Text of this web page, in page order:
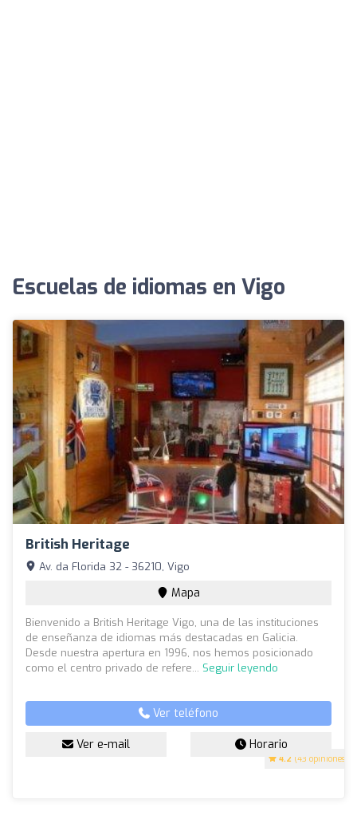
Escuelas de idiomas en Vigo
British Heritage
4.2 (43 opiniones)
Av. da Florida 32 - 36210, Vigo
Mapa
Bienvenido a British Heritage Vigo, una de las instituciones
de enseñanza de idiomas más destacadas en Galicia.
Desde nuestra apertura en 1996, nos hemos posicionado
como el centro privado de refere... Seguir leyendo
Ver teléfono
Ver e-mail Horario